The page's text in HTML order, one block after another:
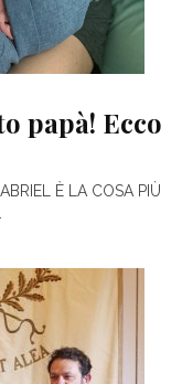
papà! Ecco
È LA COSA PIÙ